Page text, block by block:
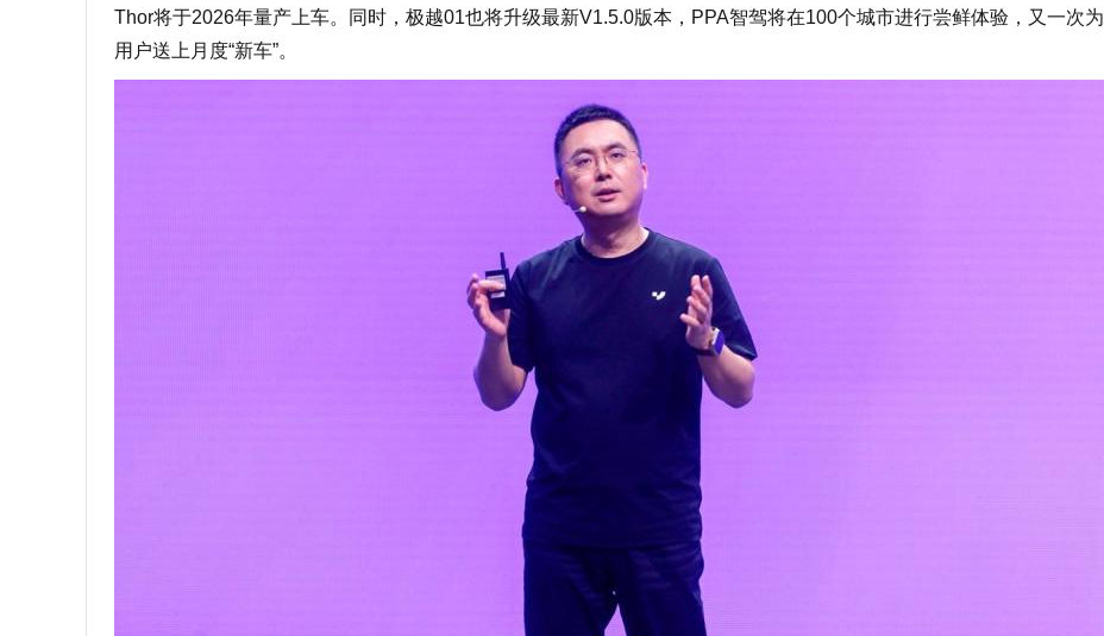
Thor将于2026年量产上车。同时，极越01也将升级最新V1.5.0版本，PPA智驾将在100个城市进行尝鲜体验，又一次为
用户送上月度“新车”。